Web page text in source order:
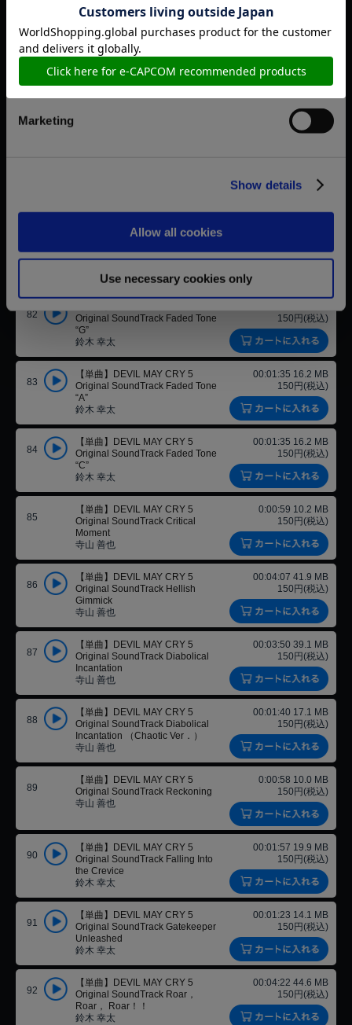
Statistics
Marketing
Show details
Allow all cookies
Use necessary cookies only
78
【単曲】DEVIL MAY CRY 5
Original SoundTrack Piece of
Cake
前馬 宏充
00:03:20 33.9 MB
150円(税込)
150円(税込)
【単曲】DEVIL MAY CRY 5
Original SoundTrack 3 Goddamn
Hags
前馬 宏充
150円(税込)
82
Original SoundTrack Faded Tone
“G”
鈴木 幸太
150円(税込)
83
【単曲】DEVIL MAY CRY 5
Original SoundTrack Faded Tone
“A”
鈴木 幸太
00:01:35 16.2 MB
150円(税込)
84
【単曲】DEVIL MAY CRY 5
Original SoundTrack Faded Tone
“C”
鈴木 幸太
00:01:35 16.2 MB
150円(税込)
85
【単曲】DEVIL MAY CRY 5
Original SoundTrack Critical
Moment
寺山 善也
0:00:59 10.2 MB
150円(税込)
86
【単曲】DEVIL MAY CRY 5
Original SoundTrack Hellish
Gimmick
寺山 善也
00:04:07 41.9 MB
150円(税込)
87
【単曲】DEVIL MAY CRY 5
Original SoundTrack Diabolical
Incantation
寺山 善也
00:03:50 39.1 MB
150円(税込)
88
【単曲】DEVIL MAY CRY 5
Original SoundTrack Diabolical
Incantation （Chaotic Ver．）
寺山 善也
00:01:40 17.1 MB
150円(税込)
89
【単曲】DEVIL MAY CRY 5
Original SoundTrack Reckoning
寺山 善也
0:00:58 10.0 MB
150円(税込)
90
【単曲】DEVIL MAY CRY 5
Original SoundTrack Falling Into
the Crevice
鈴木 幸太
00:01:57 19.9 MB
150円(税込)
91
【単曲】DEVIL MAY CRY 5
Original SoundTrack Gatekeeper
Unleashed
鈴木 幸太
00:01:23 14.1 MB
150円(税込)
92
【単曲】DEVIL MAY CRY 5
Original SoundTrack Roar，
Roar， Roar！！
鈴木 幸太
00:04:22 44.6 MB
150円(税込)